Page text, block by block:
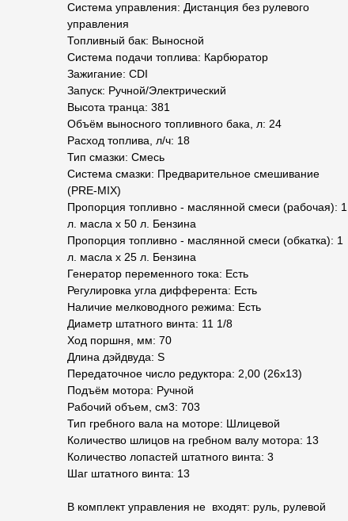
Система управления: Дистанция без рулевого
управления
Топливный бак: Выносной
Система подачи топлива: Карбюратор
Зажигание: CDI
Запуск: Ручной/Электрический
Высота транца: 381
Объём выносного топливного бака, л: 24
Расход топлива, л/ч: 18
Тип смазки: Смесь
Система смазки: Предварительное смешивание
(PRE-MIX)
Пропорция топливно - маслянной смеси (рабочая): 1
л. масла х 50 л. Бензина
Пропорция топливно - маслянной смеси (обкатка): 1
л. масла х 25 л. Бензина
Генератор переменного тока: Есть
Регулировка угла дифферента: Есть
Наличие мелководного режима: Есть
Диаметр штатного винта: 11 1/8
Ход поршня, мм: 70
Длина дэйдвуда: S
Передаточное число редуктора: 2,00 (26х13)
Подъём мотора: Ручной
Рабочий объем, см3: 703
Тип гребного вала на моторе: Шлицевой
Количество шлицов на гребном валу мотора: 13
Количество лопастей штатного винта: 3
Шаг штатного винта: 13
В комплект управления не входят: руль, рулевой